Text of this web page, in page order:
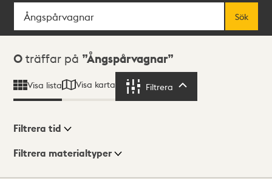
Sök
Sök
Sökresultat
0 träffar på Ångspårvagnar
Visa lista Visa karta Filtrera
Visningsläge
Filtrera tid
Filtrera materialtyper